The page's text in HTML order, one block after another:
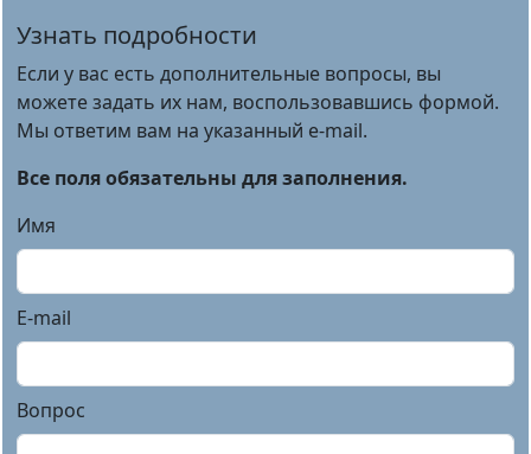
Имя
E-mail
Вопрос
Узнать подробности
Если у вас есть дополнительные вопросы, вы
можете задать их нам, воспользовавшись формой.
Мы ответим вам на указанный e-mail.
Все поля обязательны для заполнения.